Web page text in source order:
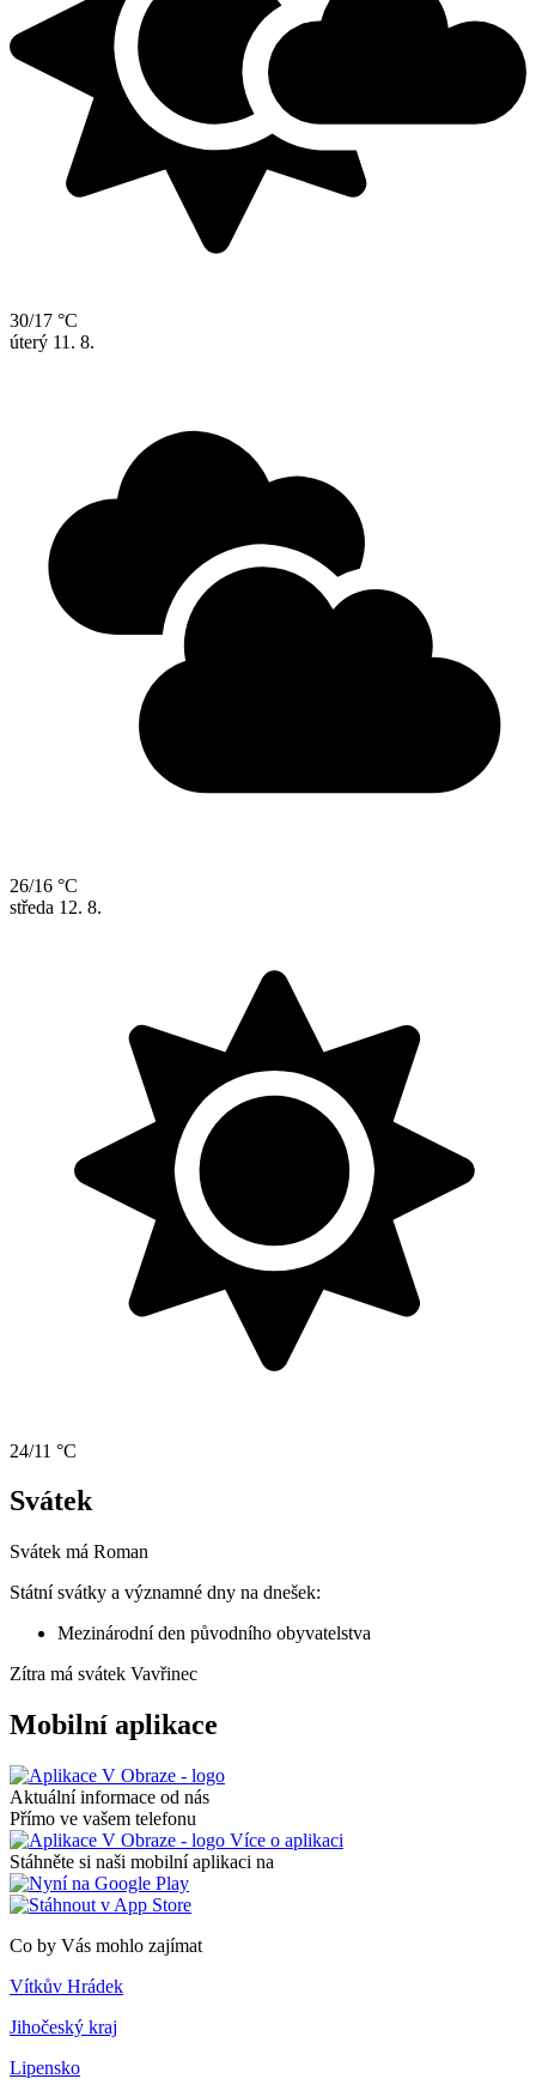
30/17 °C
úterý 11. 8.
26/16 °C
středa 12. 8.
24/11 °C
Svátek
Svátek má Roman
Státní svátky a významné dny na dnešek:
Mezinárodní den původního obyvatelstva
Zítra má svátek Vavřinec
Mobilní aplikace
Aktuální informace od nás
Přímo ve vašem telefonu
Více o aplikaci
Stáhněte si naši mobilní aplikaci na
Co by Vás mohlo zajímat
Vítkův Hrádek
Jihočeský kraj
Lipensko